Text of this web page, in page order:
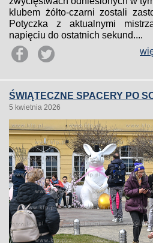
klubem żółto-czarni zostali
Potyczka z aktualnymi
napięciu do ostatnich sekund....
ŚWIĄTECZNE SPACERY PO
5 kwietnia 2026